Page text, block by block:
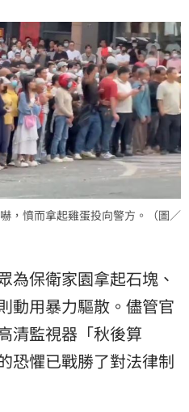
，憤而拿起雞蛋投向警方。（圖／
為保衛家園拿起石塊、
動用暴力驅散。儘管官
清監視器「秋後算
恐懼已戰勝了對法律制